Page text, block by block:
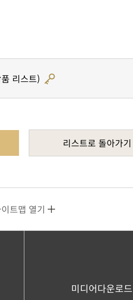
리스트)
리스트로 돌아가기
트맵 열기
미디어다운로드